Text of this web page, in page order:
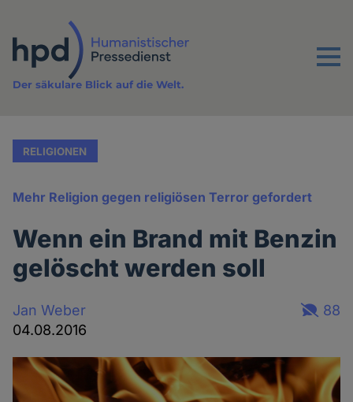
Inhalt
Menu
Der säkulare Blick auf die Welt.
RELIGIONEN
Mehr Religion gegen religiösen Terror gefordert
Wenn ein Brand mit Benzin
gelöscht werden soll
Jan Weber
04.08.2016
88